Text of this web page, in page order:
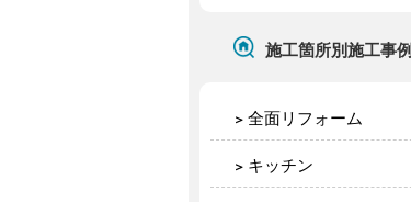
施工箇所別施工事例
全面リフォーム
キッチン